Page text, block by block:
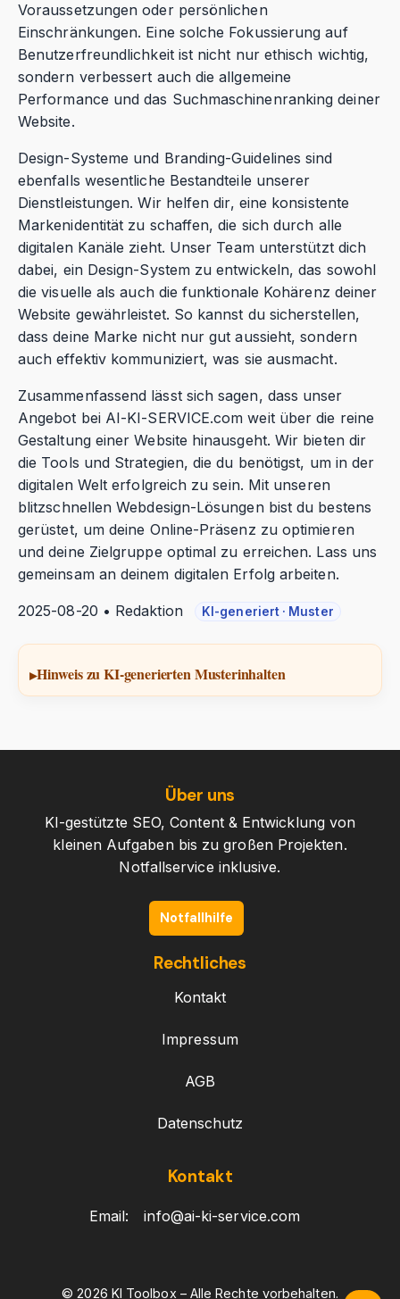
Voraussetzungen oder persönlichen
Einschränkungen. Eine solche Fokussierung auf
Benutzerfreundlichkeit ist nicht nur ethisch wichtig,
sondern verbessert auch die allgemeine
Performance und das Suchmaschinenranking deiner
Website.
Design-Systeme und Branding-Guidelines sind
ebenfalls wesentliche Bestandteile unserer
Dienstleistungen. Wir helfen dir, eine konsistente
Markenidentität zu schaffen, die sich durch alle
digitalen Kanäle zieht. Unser Team unterstützt dich
dabei, ein Design-System zu entwickeln, das sowohl
die visuelle als auch die funktionale Kohärenz deiner
Website gewährleistet. So kannst du sicherstellen,
dass deine Marke nicht nur gut aussieht, sondern
auch effektiv kommuniziert, was sie ausmacht.
Zusammenfassend lässt sich sagen, dass unser
Angebot bei AI-KI-SERVICE.com weit über die reine
Gestaltung einer Website hinausgeht. Wir bieten dir
die Tools und Strategien, die du benötigst, um in der
digitalen Welt erfolgreich zu sein. Mit unseren
blitzschnellen Webdesign-Lösungen bist du bestens
gerüstet, um deine Online-Präsenz zu optimieren
und deine Zielgruppe optimal zu erreichen. Lass uns
gemeinsam an deinem digitalen Erfolg arbeiten.
2025-08-20 • Redaktion KI-generiert · Muster
Hinweis zu KI-generierten Musterinhalten
Über uns
KI-gestützte SEO, Content & Entwicklung von
kleinen Aufgaben bis zu großen Projekten.
Notfallservice inklusive.
Notfallhilfe
Rechtliches
Kontakt
Impressum
AGB
Datenschutz
Kontakt
Email: info@ai-ki-service.com
© 2026 KI Toolbox – Alle Rechte vorbehalten.